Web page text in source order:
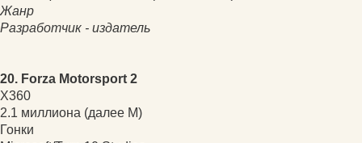
Жанр
Разработчик - издатель
20. Forza Motorsport 2
X360
2.1 миллиона (далее М)
Гонки